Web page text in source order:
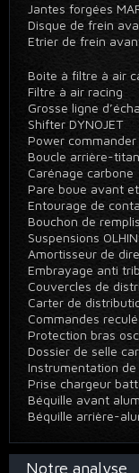
Jantes forgées
Disque de frein
Etrier de frein
Boite à filtre à air
Filtre à air racing
Grosse ligne
Shifter DYNOJET
Power commander
Boucle arrière-
Carénage carbone
Pare boue avant
Entourage de
Bouchon de
Suspensions
Amortisseur de
Embrayage anti
Couvercles de
Carter de
Commandes
Protection bras
Dossier de selle
Instrumentation de
Prise chargeur
Béquille avant
Béquille arrière-
Notre analyse